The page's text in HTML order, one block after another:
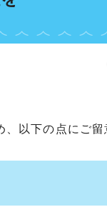
以下の点にご留